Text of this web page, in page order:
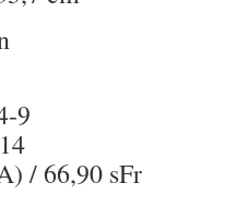
9
/ 66,90 sFr